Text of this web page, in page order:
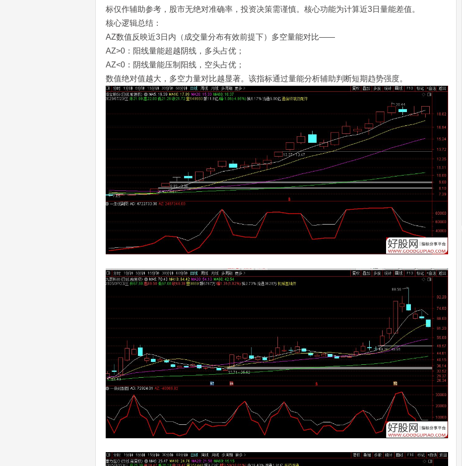
标仅作辅助参考，股市无绝对准确率，投资决策需谨慎。核心功能为计算近3日量能差值。
核心逻辑总结：
AZ数值反映近3日内（成交量分布有效前提下）多空量能对比——
AZ>0：阳线量能超越阴线，多头占优；
AZ<0：阴线量能压制阳线，空头占优；
数值绝对值越大，多空力量对比越显著。该指标通过量能分析辅助判断短期趋势强度。